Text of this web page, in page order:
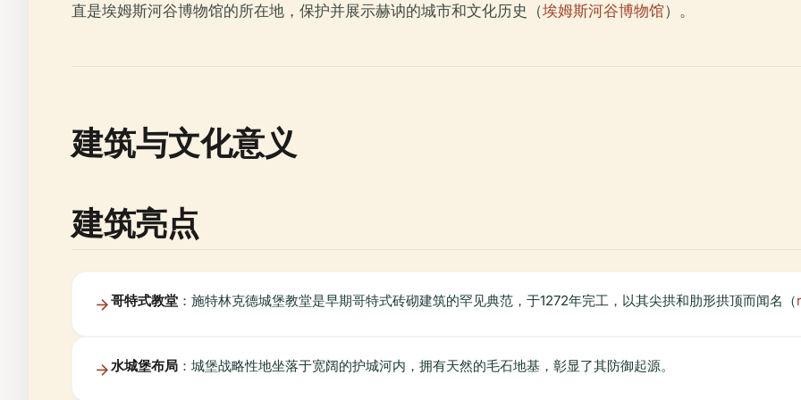
直是埃姆斯河谷博物馆的所在地，保护并展示赫讷的城市和文化历史（埃姆斯河谷博物馆）。
建筑与文化意义
建筑亮点
哥特式教堂 ：施特林克德城堡教堂是早期哥特式砖砌建筑的罕见典范，于1272年完工，以其尖拱和肋形拱顶而闻名（
水城堡布局 ：城堡战略性地坐落于宽阔的护城河内，拥有天然的毛石地基，彰显了其防御起源。